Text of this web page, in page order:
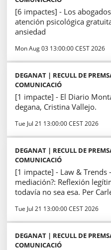
[6 impactes] - Los
atención psicológica
ansiedad
Mon Aug 03 13:00:00 CEST 2026
DEGANAT | RECULL DE
COMUNICACIÓ
[1 impacte] - El Diario
degana, Cristina Vallejo.
Tue Jul 21 13:00:00 CEST 2026
DEGANAT | RECULL DE
COMUNICACIÓ
[1 impacte] - Law & Trends
mediación?: Reflexión
todavía no sea esa. Per
Tue Jul 21 13:00:00 CEST 2026
DEGANAT | RECULL DE
COMUNICACIÓ